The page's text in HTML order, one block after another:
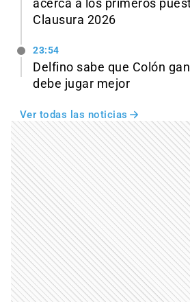
acerca a los primeros
Clausura 2026
23:54
Delfino sabe que Colón
debe jugar mejor
Ver todas las noticias